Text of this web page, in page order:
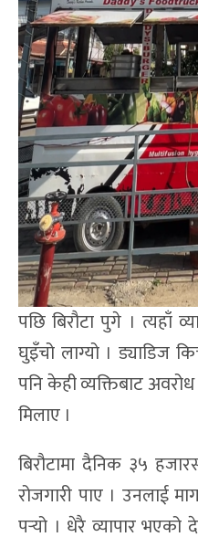
पछि बिरौटा पुगे । त्यहाँ
घुइँचो लाग्यो । ड्याडिज
पनि केही व्यक्तिबाट
मिलाए ।
बिरौटामा दैनिक ३५
रोजगारी पाए । उनलाई
पर्‍यो । धेरै व्यापार